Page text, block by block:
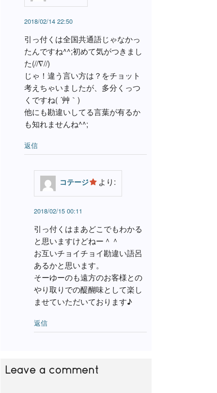
2018/02/14 22:50
引っ付くは全国共通語じゃなかっ
たんですね^^;初めて気がつきまし
た(//∇//)
じゃ！違う言い方は？をチョット
考えちゃいましたが、多分くっつ
くですね( ´艸｀)
他にも勘違いしてる言葉が有るか
も知れませんね^^;
返信
コテージ より:
2018/02/15 00:11
引っ付くはまあどこでもわかる
と思いますけどねー＾＾
お互いチョイチョイ勘違い語呂
あるかと思います。
そーゆーのも遠方のお客様との
やり取りでの醍醐味として楽し
ませていただいております♪
返信
Leave a comment